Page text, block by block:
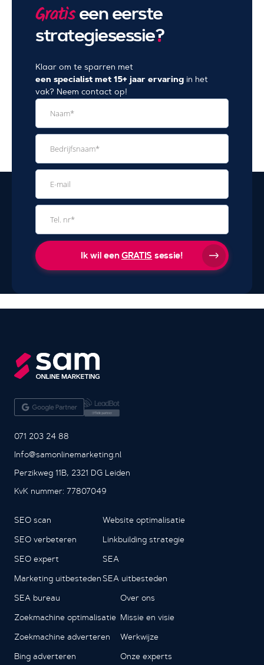
Gratiseen eerste
strategiesessie?
Klaar om te sparren met
een specialist met 15+ jaar ervaring in het
vak? Neem contact op!
Ik wil eenGRATIS sessie!
071 203 24 88
Info@samonlinemarketing.nl
Perzikweg 11B, 2321 DG Leiden
KvK nummer: 77807049
SEO scan
SEO verbeteren
SEO expert
Marketing uitbesteden
Website optimalisatie
Linkbuilding strategie
SEA
SEA uitbesteden
SEA bureau
Zoekmachine optimalisatie
Zoekmachine adverteren
Bing adverteren
Over ons
Missie en visie
Werkwijze
Onze experts